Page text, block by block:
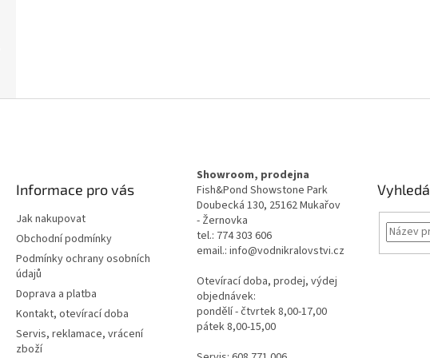
Informace pro vás
Jak nakupovat
Obchodní podmínky
Podmínky ochrany osobních
údajů
Doprava a platba
Kontakt, otevírací doba
Servis, reklamace, vrácení
zboží
Showroom, prodejna
Fish&Pond Showstone Park
Doubecká 130, 25162 Mukařov
- Žernovka
tel.: 774 303 606
email.: info@vodnikralovstvi.cz
Otevírací doba, prodej, výdej
objednávek:
pondělí - čtvrtek 8,00-17,00
pátek 8,00-15,00